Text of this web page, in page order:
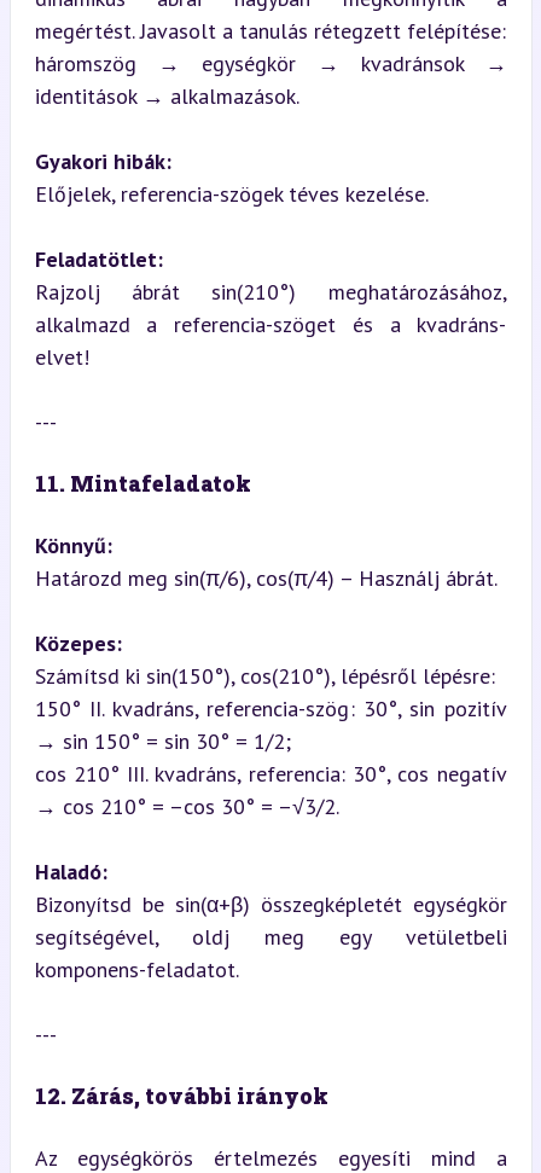
megértést. Javasolt a tanulás rétegzett felépítése:
háromszög → egységkör → kvadránsok →
identitások → alkalmazások.
Gyakori hibák:
Előjelek, referencia-szögek téves kezelése.
Feladatötlet:
Rajzolj ábrát sin(210°) meghatározásához,
alkalmazd a referencia-szöget és a kvadráns-
elvet!
---
11. Mintafeladatok
Könnyű:
Határozd meg sin(π/6), cos(π/4) – Használj ábrát.
Közepes:
Számítsd ki sin(150°), cos(210°), lépésről lépésre:
150° II. kvadráns, referencia-szög: 30°, sin pozitív
→ sin 150° = sin 30° = 1/2;
cos 210° III. kvadráns, referencia: 30°, cos negatív
→ cos 210° = –cos 30° = –√3/2.
Haladó:
Bizonyítsd be sin(α+β) összegképletét egységkör
segítségével, oldj meg egy vetületbeli
komponens-feladatot.
---
12. Zárás, további irányok
Az egységkörös értelmezés egyesíti mind a